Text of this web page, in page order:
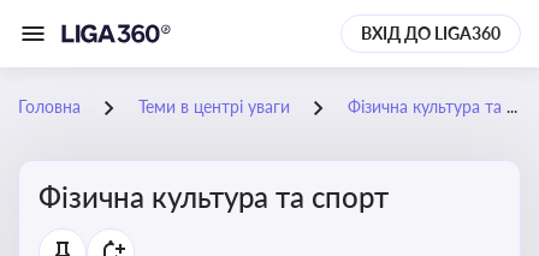
ВХІД ДО LIGA360
Головна Теми в центрі уваги Фізична культура та спорт
Фізична культура та спорт